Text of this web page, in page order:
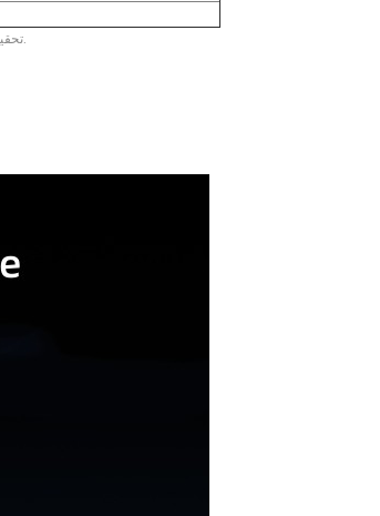
1. يمكن للكابل فائق الوضوح 8K تحقيق دقة صوت 24 بت/192 كيلو هرتز، ويكون تأثير التدرج اللوني أكثر سلاسة وأكثر طبيعية.